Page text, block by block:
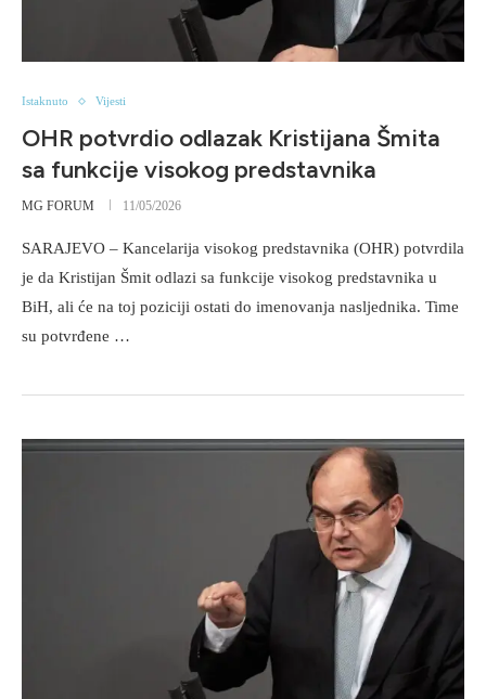
Istaknuto Vijesti
OHR potvrdio odlazak Kristijana Šmita
sa funkcije visokog predstavnika
MG FORUM 11/05/2026
SARAJEVO – Kancelarija visokog predstavnika (OHR) potvrdila
je da Kristijan Šmit odlazi sa funkcije visokog predstavnika u
BiH, ali će na toj poziciji ostati do imenovanja nasljednika. Time
su potvrđene …